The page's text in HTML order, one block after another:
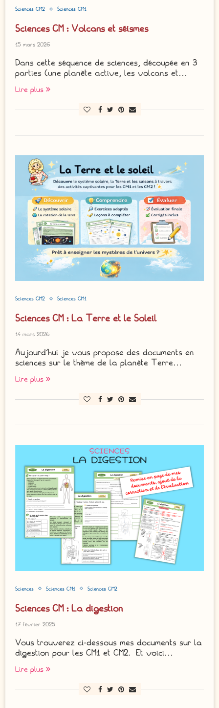
Sciences CM2 Sciences CM1
Sciences CM : Volcans et séismes
15 mars 2026
Dans cette séquence de sciences, découpée en 3
parties (une planète active, les volcans et…
Lire plus
Sciences CM2 Sciences CM1
Sciences CM : La Terre et le Soleil
14 mars 2026
Aujourd’hui je vous propose des documents en
sciences sur le thème de la planète Terre…
Lire plus
Sciences Sciences CM1 Sciences CM2
Sciences CM : La digestion
17 février 2025
Vous trouverez ci-dessous mes documents sur la
digestion pour les CM1 et CM2. Et voici…
Lire plus